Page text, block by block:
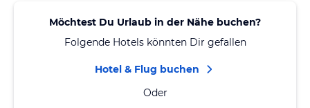
Möchtest Du Urlaub in der Nähe buchen?
Folgende Hotels könnten Dir gefallen
Hotel & Flug buchen
Oder